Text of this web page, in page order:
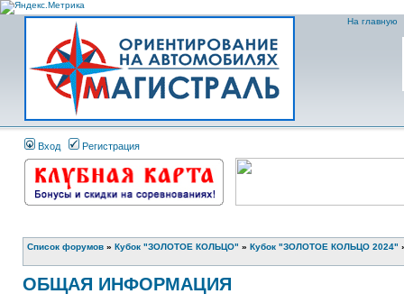
На главную
Вход Регистрация
Список форумов » Кубок "ЗОЛОТОЕ КОЛЬЦО" » Кубок "ЗОЛОТОЕ КОЛЬЦО 2024"
ОБЩАЯ ИНФОРМАЦИЯ